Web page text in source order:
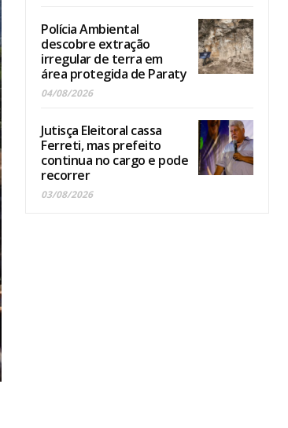
Polícia Ambiental
descobre extração
irregular de terra em
área protegida de Paraty
04/08/2026
Jutisça Eleitoral cassa
Ferreti, mas prefeito
continua no cargo e pode
recorrer
03/08/2026